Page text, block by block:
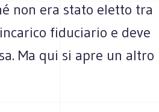
non era stato eletto tra
fiduciario e deve
Ma qui si apre un altro